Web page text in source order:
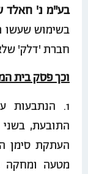
בע"מ נ' חאלד
בשימוש שעשו
חברת 'דלק'
וכך פסק בית
1. הנתבעות
התובעת, בשני
העתקת סימן
מטעה ומחקה